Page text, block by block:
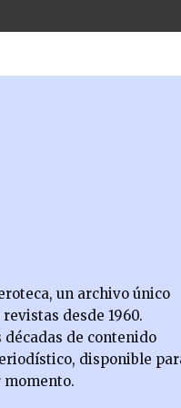
un archivo único
desde 1960.
décadas de contenido
disponible